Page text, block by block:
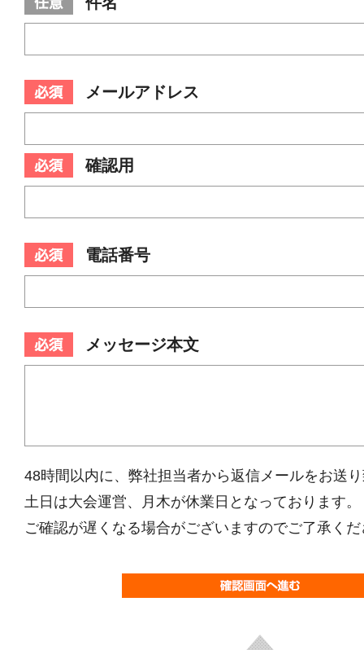
メールアドレス
確認用
電話番号
メッセージ本文
48時間以内に、弊社担当者から返信メールをお送
土日は大会運営、月木が休業日となっております。
ご確認が遅くなる場合がございますのでご了承く